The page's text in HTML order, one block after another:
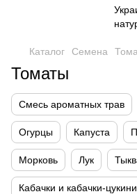
Каталог Семена
Томаты
Смесь ароматных трав
Огурцы Капуста
Морковь Лук
Кабачки и кабачки-цукини